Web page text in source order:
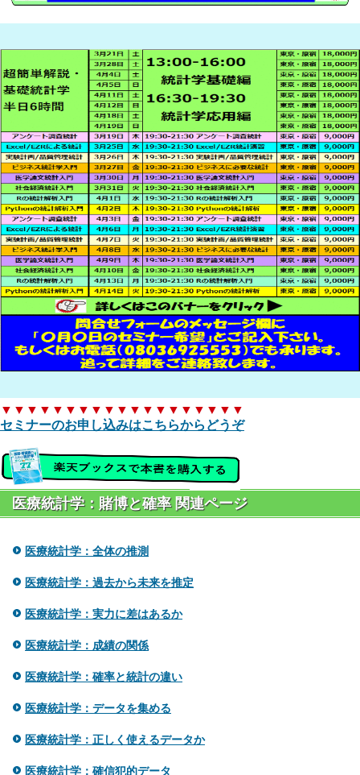
▼▼▼▼▼▼▼▼▼▼▼▼▼▼▼▼▼▼▼
セミナーのお申し込みはこちらからどうぞ
医療統計学：賭博と確率 関連ページ
医療統計学：全体の推測
医療統計学：過去から未来を推定
医療統計学：実力に差はあるか
医療統計学：成績の関係
医療統計学：確率と統計の違い
医療統計学：データを集める
医療統計学：正しく使えるデータか
医療統計学：確信犯的データ